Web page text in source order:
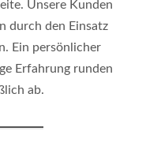
Unsere Kunden
durch den Einsatz
Ein persönlicher
Erfahrung runden
ab.